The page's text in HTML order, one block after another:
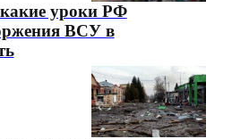
уроки РФ
ВСУ в